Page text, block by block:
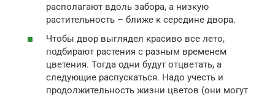
располагают вдоль забора, а низкую
растительность – ближе к середине двора.
Чтобы двор выглядел красиво все лето,
подбирают растения с разным временем
цветения. Тогда одни будут отцветать, а
следующие распускаться. Надо учесть и
продолжительность жизни цветов (они могут